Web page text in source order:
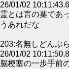
26/01/02
霊とは言の葉であ
うあれだな
203:名無しどんぶ
26/01/02
脳梗塞の一歩手前